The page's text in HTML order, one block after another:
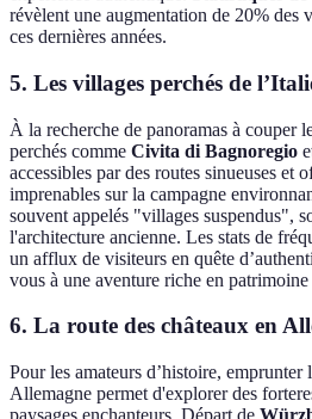
révèlent une augmentation de 20% des
ces dernières années.
5. Les villages perchés de
À la recherche de panoramas à couper
perchés comme Civita di Bagnoregio
accessibles par des routes sinueuses et
imprenables sur la campagne
souvent appelés "villages suspendus",
l'architecture ancienne. Les stats de
un afflux de visiteurs en quête
vous à une aventure riche en
6. La route des châteaux en
Pour les amateurs d’histoire, emprunter
Allemagne permet d'explorer des
paysages enchanteurs. Départ de